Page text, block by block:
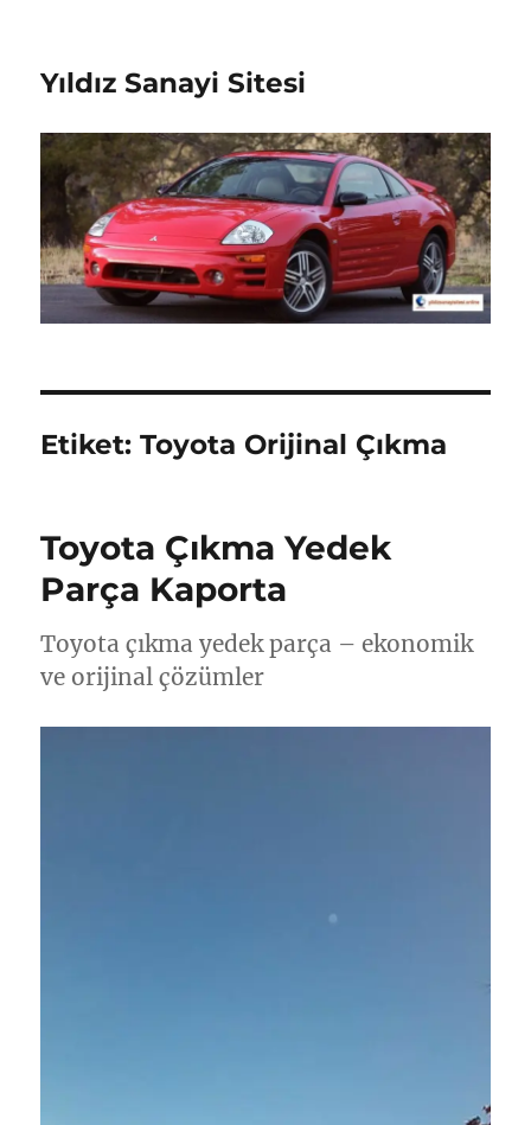
Yıldız Sanayi Sitesi
Etiket:Toyota Orijinal Çıkma
Toyota Çıkma Yedek
Parça Kaporta
Toyota çıkma yedek parça – ekonomik
ve orijinal çözümler